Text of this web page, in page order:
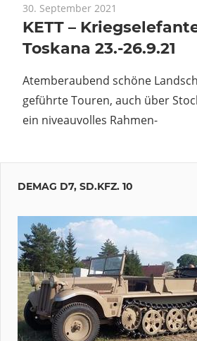
30. September 2021
KETT –
Toskana 23.-26.9.21
Atemberaubend schöne
geführte Touren, auch über
ein niveauvolles Rahmen-
DEMAG D7, SD.KFZ. 10